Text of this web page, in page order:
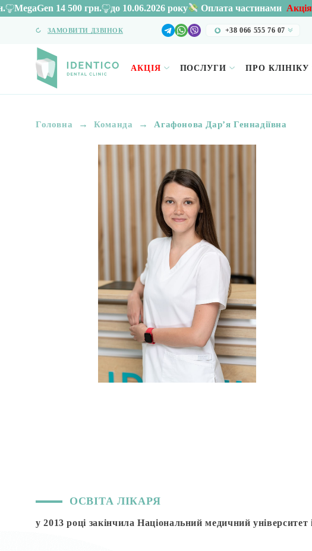
грн. до 10.06.2026 року Оплата частинами Акціяна імплантацію
ЗАМОВИТИ ДЗВІНОК +38 066 555 76 07
АКЦІЯ ПОСЛУГИ ПРО КЛІНІКУ
Головна → Команда → Агафонова Дарʼя Геннадіївна
ОСВІТА ЛІКАРЯ
у 2013 році закінчила Національний медичний